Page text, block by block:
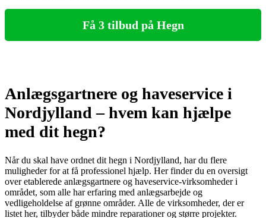
Få 3 tilbud på Hegn
Anlægsgartnere og haveservice i
Nordjylland – hvem kan hjælpe
med dit hegn?
Når du skal have ordnet dit hegn i Nordjylland, har du flere
muligheder for at få professionel hjælp. Her finder du en oversigt
over etablerede anlægsgartnere og haveservice-virksomheder i
området, som alle har erfaring med anlægsarbejde og
vedligeholdelse af grønne områder. Alle de virksomheder, der er
listet her, tilbyder både mindre reparationer og større projekter.